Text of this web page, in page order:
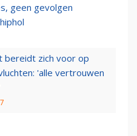
geen gevolgen
bereidt zich voor op
'alle vertrouwen